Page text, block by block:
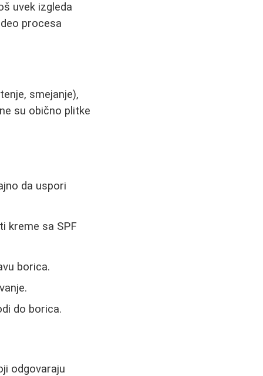
uvek izgleda
procesa
smejanje),
su obično plitke
da uspori
kreme sa SPF
borica.
do borica.
odgovaraju